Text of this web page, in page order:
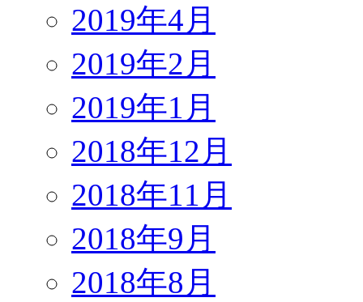
2019年4月
2019年2月
2019年1月
2018年12月
2018年11月
2018年9月
2018年8月